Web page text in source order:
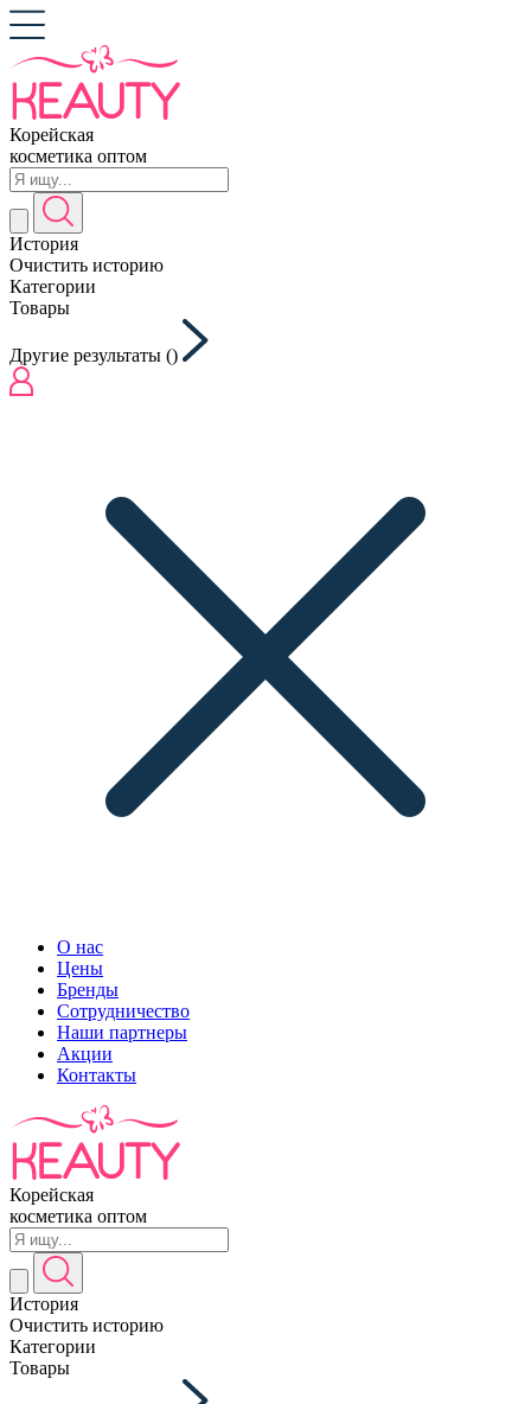
Корейская
косметика оптом
История
Очистить историю
Категории
Товары
Другие результаты ()
О нас
Цены
Бренды
Сотрудничество
Наши партнеры
Акции
Контакты
Корейская
косметика оптом
История
Очистить историю
Категории
Товары